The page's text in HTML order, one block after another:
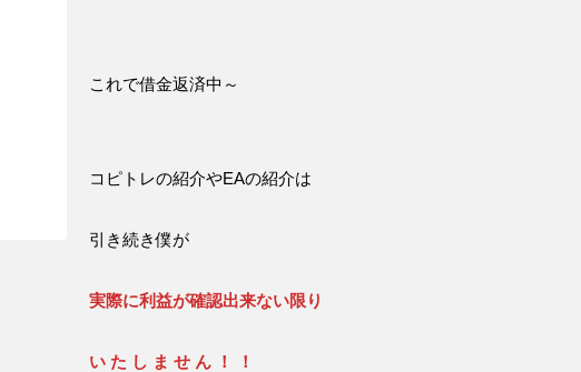
これで借金返済中～
コピトレの紹介やEAの紹介は
引き続き僕が
実際に利益が確認出来ない限り
い た し ま せ ん ！ ！